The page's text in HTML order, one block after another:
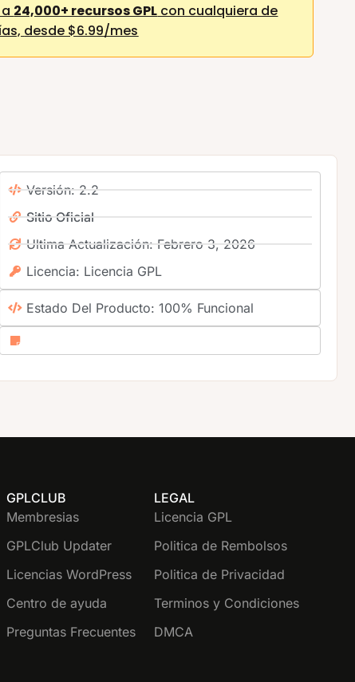
24,000+ recursos GPL con cualquiera de
desde $6.99/mes
Versión: 2.2
Sitio Oficial
Ultima Actualización: Febrero 3, 2026
Licencia: Licencia GPL
Estado Del Producto: 100% Funcional
GPLCLUB
Membresias
GPLClub Updater
Licencias WordPress
Centro de ayuda
Preguntas Frecuentes
LEGAL
Licencia GPL
Politica de Rembolsos
Politica de Privacidad
Terminos y Condiciones
DMCA